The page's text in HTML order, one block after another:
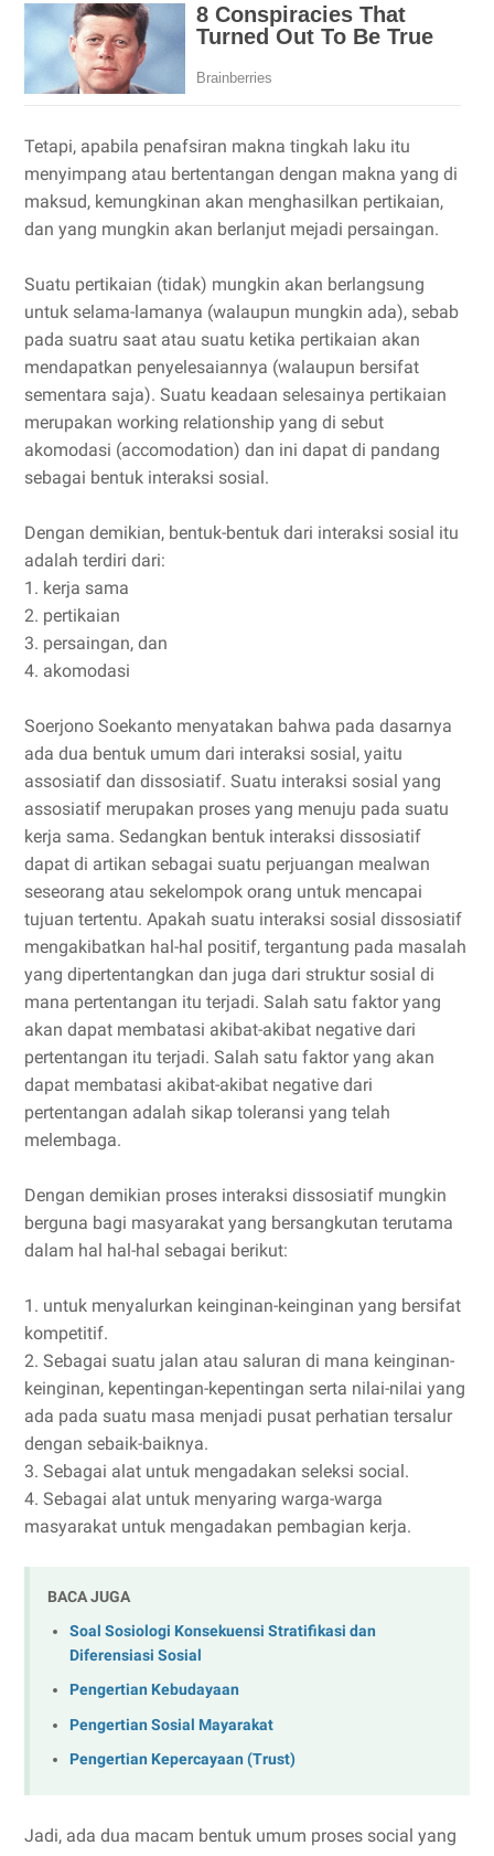
Tetapi, apabila penafsiran makna tingkah laku itu
menyimpang atau bertentangan dengan makna yang di
maksud, kemungkinan akan menghasilkan pertikaian,
dan yang mungkin akan berlanjut mejadi persaingan.
Suatu pertikaian (tidak) mungkin akan berlangsung
untuk selama-lamanya (walaupun mungkin ada), sebab
pada suatru saat atau suatu ketika pertikaian akan
mendapatkan penyelesaiannya (walaupun bersifat
sementara saja). Suatu keadaan selesainya pertikaian
merupakan working relationship yang di sebut
akomodasi (accomodation) dan ini dapat di pandang
sebagai bentuk interaksi sosial.
Dengan demikian, bentuk-bentuk dari interaksi sosial itu
adalah terdiri dari:
1. kerja sama
2. pertikaian
3. persaingan, dan
4. akomodasi
Soerjono Soekanto menyatakan bahwa pada dasarnya
ada dua bentuk umum dari interaksi sosial, yaitu
assosiatif dan dissosiatif. Suatu interaksi sosial yang
assosiatif merupakan proses yang menuju pada suatu
kerja sama. Sedangkan bentuk interaksi dissosiatif
dapat di artikan sebagai suatu perjuangan mealwan
seseorang atau sekelompok orang untuk mencapai
tujuan tertentu. Apakah suatu interaksi sosial dissosiatif
mengakibatkan hal-hal positif, tergantung pada masalah
yang dipertentangkan dan juga dari struktur sosial di
mana pertentangan itu terjadi. Salah satu faktor yang
akan dapat membatasi akibat-akibat negative dari
pertentangan itu terjadi. Salah satu faktor yang akan
dapat membatasi akibat-akibat negative dari
pertentangan adalah sikap toleransi yang telah
melembaga.
Dengan demikian proses interaksi dissosiatif mungkin
berguna bagi masyarakat yang bersangkutan terutama
dalam hal hal-hal sebagai berikut:
1. untuk menyalurkan keinginan-keinginan yang bersifat
kompetitif.
2. Sebagai suatu jalan atau saluran di mana keinginan-
keinginan, kepentingan-kepentingan serta nilai-nilai yang
ada pada suatu masa menjadi pusat perhatian tersalur
dengan sebaik-baiknya.
3. Sebagai alat untuk mengadakan seleksi social.
4. Sebagai alat untuk menyaring warga-warga
masyarakat untuk mengadakan pembagian kerja.
BACA JUGA
Soal Sosiologi Konsekuensi Stratifikasi dan
Diferensiasi Sosial
Pengertian Kebudayaan
Pengertian Sosial Mayarakat
Pengertian Kepercayaan (Trust)
Jadi, ada dua macam bentuk umum proses social yang